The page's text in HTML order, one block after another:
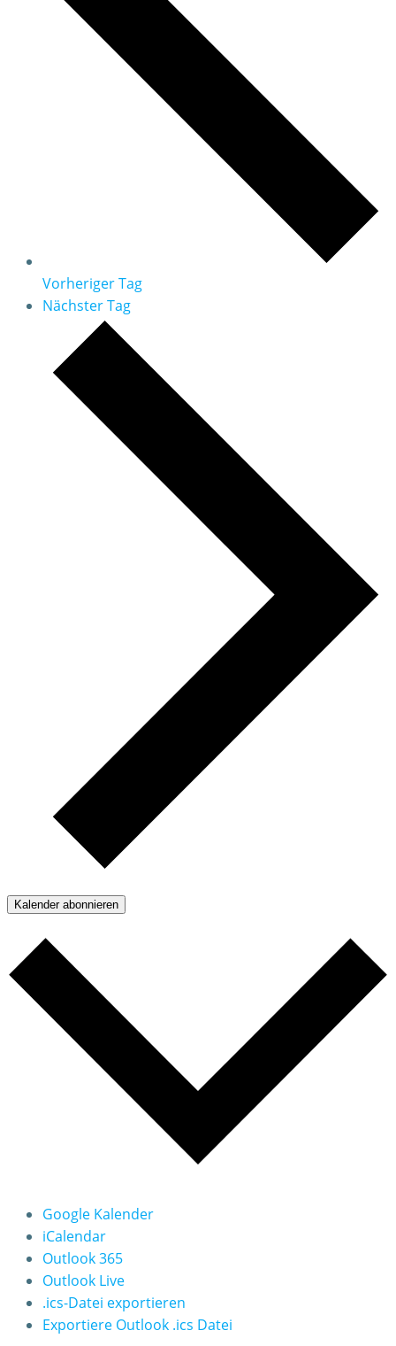
Vorheriger Tag
Nächster Tag
Kalender abonnieren
Google Kalender
iCalendar
Outlook 365
Outlook Live
.ics-Datei exportieren
Exportiere Outlook .ics Datei